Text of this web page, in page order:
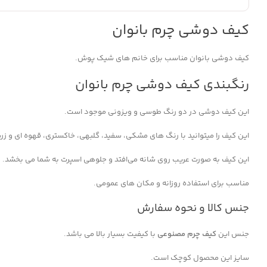
کیف دوشی چرم بانوان
کیف دوشی بانوان مناسب برای خانم های شیک پوش.
رنگبندی کیف دوشی چرم بانوان
این کیف دوشی در دو رنگ طوسی و ویزونی موجود است.
این کیف را میتوانید با رنگ های مشکی، سفید، گلبهی، خاکستری، قهوه ای
این کیف به صورت عریب روی شانه می‌افتد و جلوه‎ی اسپرت به شما می بخشد.
مناسب برای استفاده روزانه و مکان های عمومی.
جنس کالا و نحوه سفارش
جنس این کیف چرم مصنوعی با کیفیت بسیار بالا می باشد.
سایز این محصول کوچک است.